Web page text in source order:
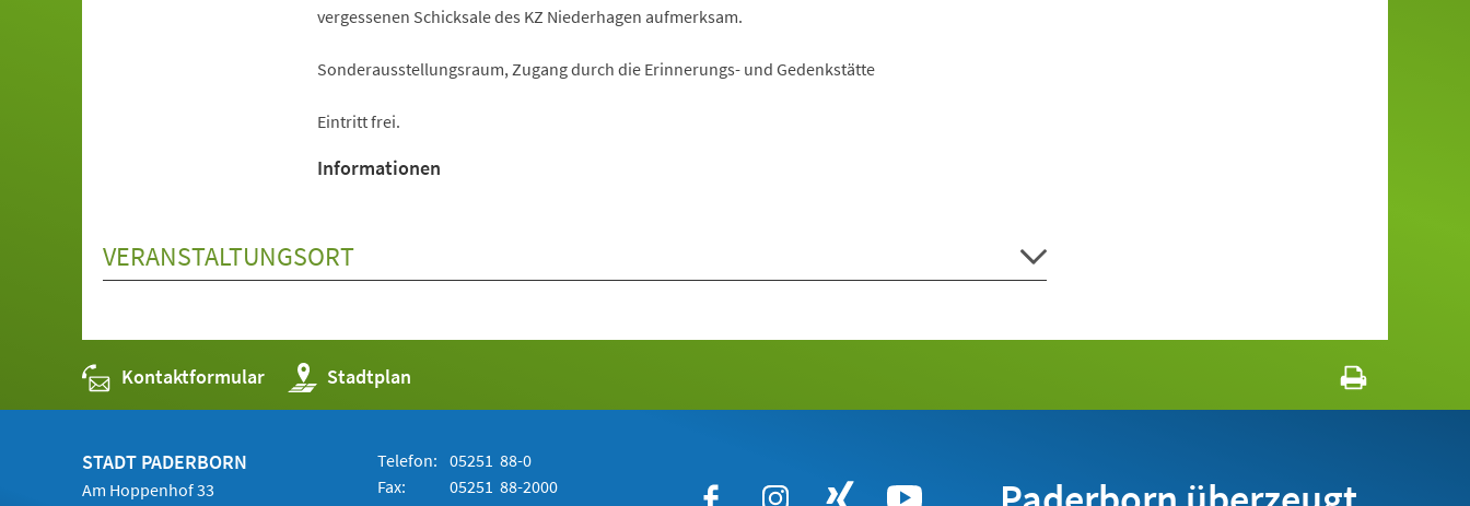
vergessenen Schicksale des KZ Niederhagen aufmerksam.
Sonderausstellungsraum, Zugang durch die Erinnerungs- und Gedenkstätte
Eintritt frei.
Informationen
VERANSTALTUNGSORT
Kontaktformular Stadtplan
(Öffnet
in
einem
STADT PADERBORN
Am Hoppenhof 33
Telefon: 05251 88-0
Fax:
05251 88-2000